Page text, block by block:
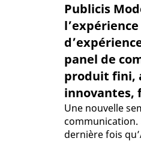
Publicis
panel de
produit fini,
innovantes,
Une nouvelle
communication.
dernière fois